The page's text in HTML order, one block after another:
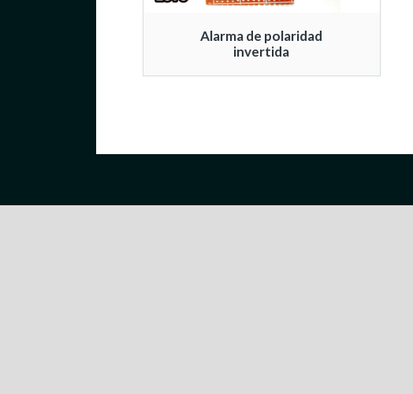
Alarma de polaridad
invertida